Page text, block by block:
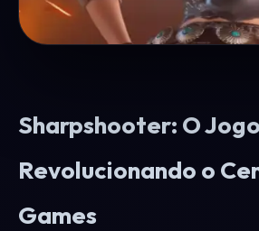
Sharpshooter: O
Revolucionando o
Games